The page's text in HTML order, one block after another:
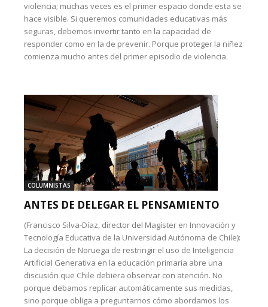
violencia; muchas veces es el primer espacio donde esta se
hace visible. Si queremos comunidades educativas más
seguras, debemos invertir tanto en la capacidad de
responder como en la de prevenir. Porque proteger la niñez
comienza mucho antes del primer episodio de violencia.
COLUMNISTAS
ANTES DE DELEGAR EL PENSAMIENTO
(Francisco Silva-Díaz, director del Magíster en Innovación y
Tecnología Educativa de la Universidad Autónoma de Chile):
La decisión de Noruega de restringir el uso de Inteligencia
Artificial Generativa en la educación primaria abre una
discusión que Chile debiera observar con atención. No
porque debamos replicar automáticamente sus medidas,
sino porque obliga a preguntarnos cómo abordamos los